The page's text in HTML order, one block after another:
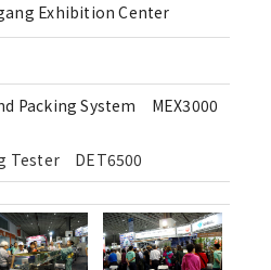
Exhibition Center
Packing System MEX3000
Tester DET6500